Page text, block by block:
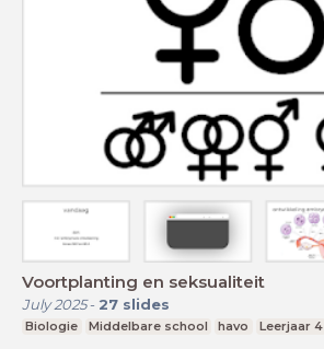
Voortplanting en seksualiteit
July 2025- 27 slides
Biologie Middelbare school havo Leerjaar 4